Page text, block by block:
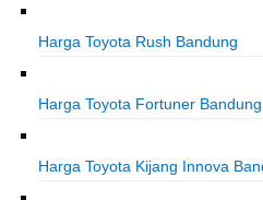
Harga Toyota Rush Bandung
Harga Toyota Fortuner Bandung
Harga Toyota Kijang Innova